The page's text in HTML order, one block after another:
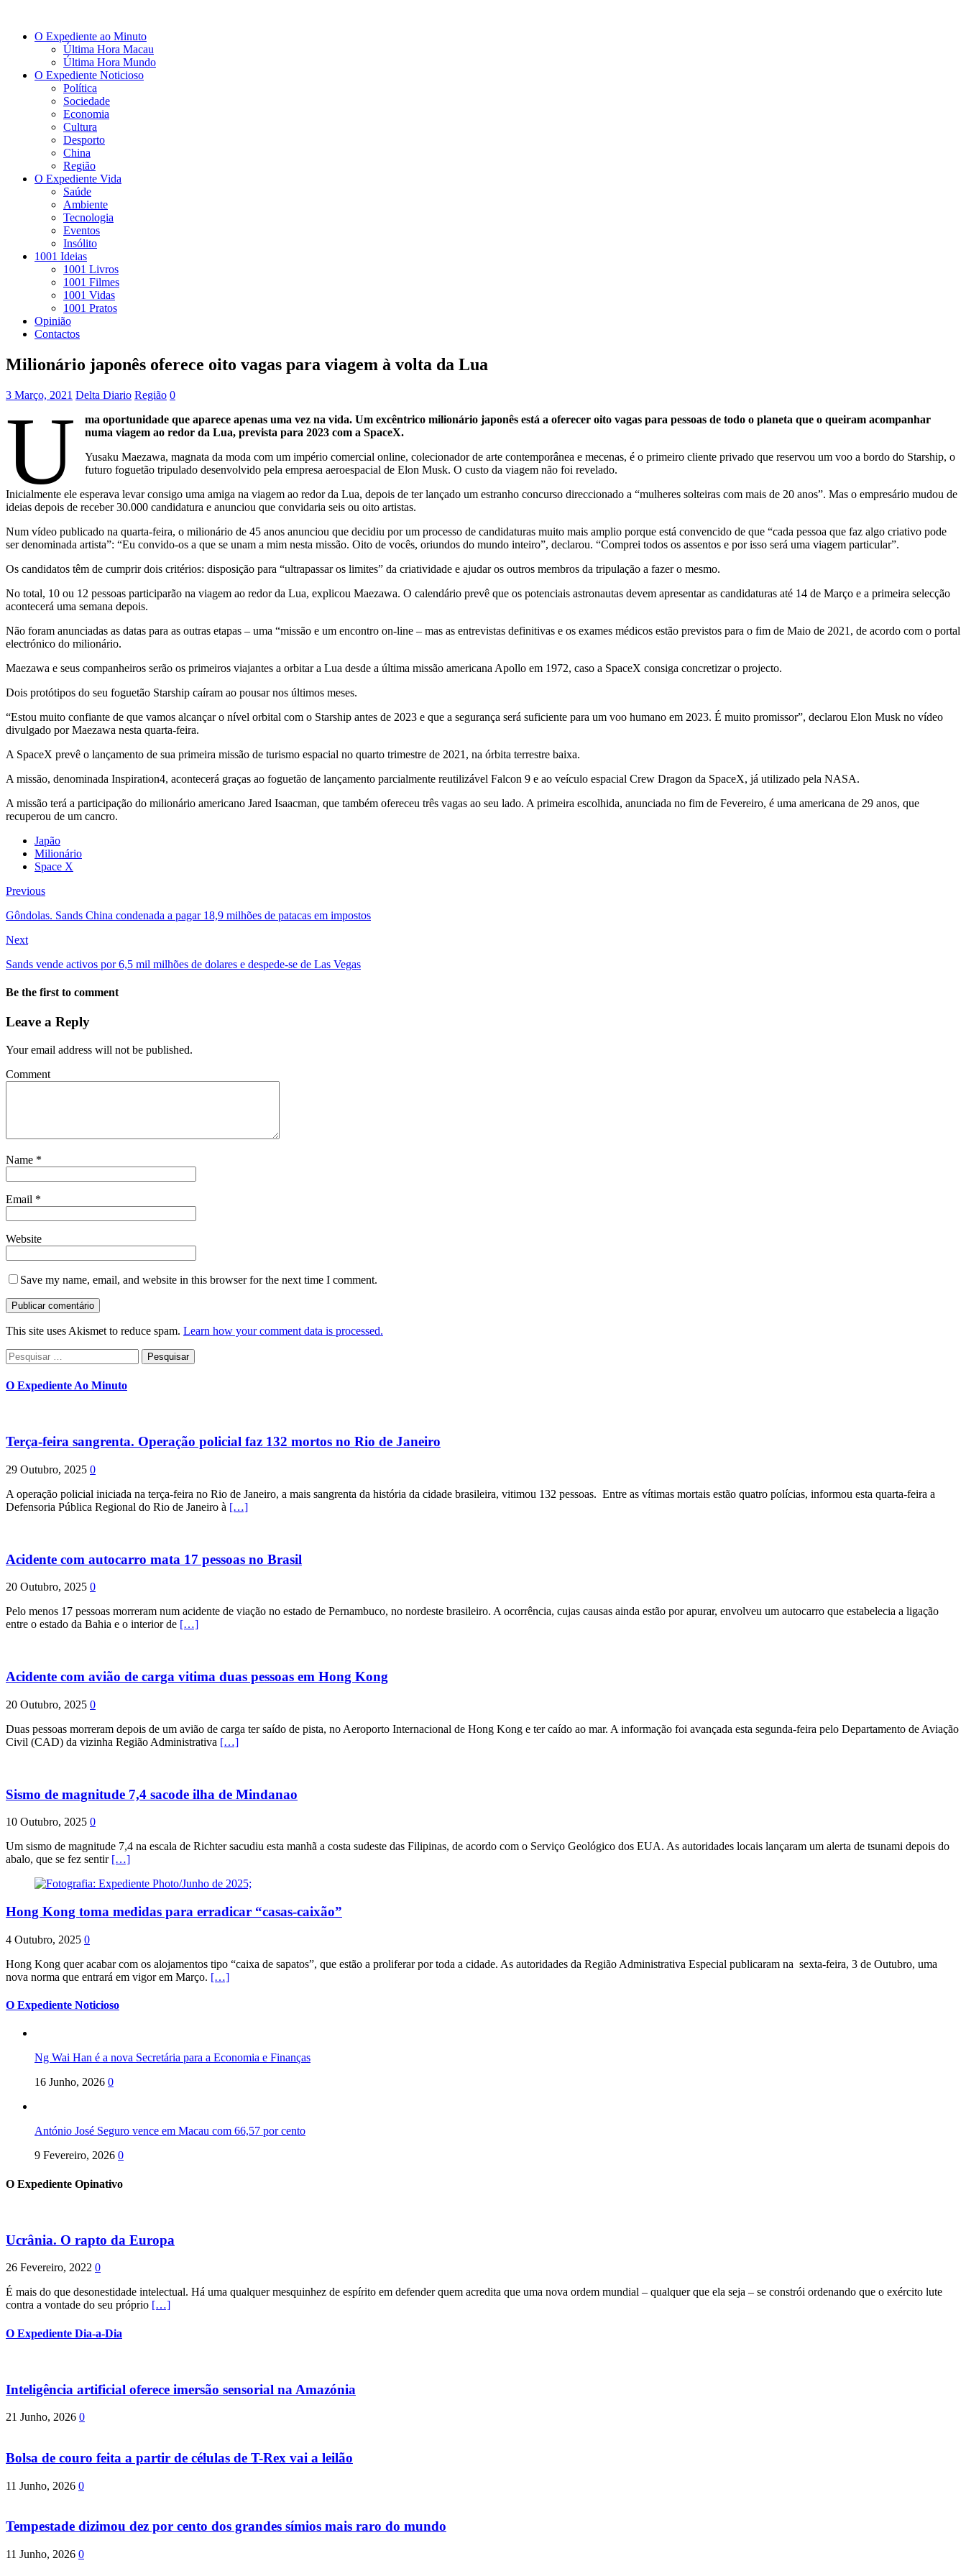
O Expediente ao Minuto
Última Hora Macau
Última Hora Mundo
O Expediente Noticioso
Política
Sociedade
Economia
Cultura
Desporto
China
Região
O Expediente Vida
Saúde
Ambiente
Tecnologia
Eventos
Insólito
1001 Ideias
1001 Livros
1001 Filmes
1001 Vidas
1001 Pratos
Opinião
Contactos
Milionário japonês oferece oito vagas para viagem à volta da Lua
3 Março, 2021 Delta Diario Região 0
U
ma oportunidade que aparece apenas uma vez na vida. Um excêntrico milionário japonês está a oferecer oito vagas para pessoas de todo o planeta que o queiram acompanhar
numa viagem ao redor da Lua, prevista para 2023 com a SpaceX.
Yusaku Maezawa, magnata da moda com um império comercial online, colecionador de arte contemporânea e mecenas, é o primeiro cliente privado que reservou um voo a bordo do Starship, o
futuro foguetão tripulado desenvolvido pela empresa aeroespacial de Elon Musk. O custo da viagem não foi revelado.
Inicialmente ele esperava levar consigo uma amiga na viagem ao redor da Lua, depois de ter lançado um estranho concurso direccionado a “mulheres solteiras com mais de 20 anos”. Mas o empresário mudou de
ideias depois de receber 30.000 candidatura e anunciou que convidaria seis ou oito artistas.
Num vídeo publicado na quarta-feira, o milionário de 45 anos anunciou que decidiu por um processo de candidaturas muito mais amplio porque está convencido de que “cada pessoa que faz algo criativo pode
ser denominada artista”: “Eu convido-os a que se unam a mim nesta missão. Oito de vocês, oriundos do mundo inteiro”, declarou. “Comprei todos os assentos e por isso será uma viagem particular”.
Os candidatos têm de cumprir dois critérios: disposição para “ultrapassar os limites” da criatividade e ajudar os outros membros da tripulação a fazer o mesmo.
No total, 10 ou 12 pessoas participarão na viagem ao redor da Lua, explicou Maezawa. O calendário prevê que os potenciais astronautas devem apresentar as candidaturas até 14 de Março e a primeira selecção
acontecerá uma semana depois.
Não foram anunciadas as datas para as outras etapas – uma “missão e um encontro on-line – mas as entrevistas definitivas e os exames médicos estão previstos para o fim de Maio de 2021, de acordo com o portal
electrónico do milionário.
Maezawa e seus companheiros serão os primeiros viajantes a orbitar a Lua desde a última missão americana Apollo em 1972, caso a SpaceX consiga concretizar o projecto.
Dois protótipos do seu foguetão Starship caíram ao pousar nos últimos meses.
“Estou muito confiante de que vamos alcançar o nível orbital com o Starship antes de 2023 e que a segurança será suficiente para um voo humano em 2023. É muito promissor”, declarou Elon Musk no vídeo
divulgado por Maezawa nesta quarta-feira.
A SpaceX prevê o lançamento de sua primeira missão de turismo espacial no quarto trimestre de 2021, na órbita terrestre baixa.
A missão, denominada Inspiration4, acontecerá graças ao foguetão de lançamento parcialmente reutilizável Falcon 9 e ao veículo espacial Crew Dragon da SpaceX, já utilizado pela NASA.
A missão terá a participação do milionário americano Jared Isaacman, que também ofereceu três vagas ao seu lado. A primeira escolhida, anunciada no fim de Fevereiro, é uma americana de 29 anos, que
recuperou de um cancro.
Japão
Milionário
Space X
Previous
Gôndolas. Sands China condenada a pagar 18,9 milhões de patacas em impostos
Next
Sands vende activos por 6,5 mil milhões de dolares e despede-se de Las Vegas
Be the first to comment
Leave a Reply
Your email address will not be published.
Comment
Name *
Email *
Website
Save my name, email, and website in this browser for the next time I comment.
This site uses Akismet to reduce spam. Learn how your comment data is processed.
Pesquisar
por:
O Expediente Ao Minuto
Terça-feira sangrenta. Operação policial faz 132 mortos no Rio de Janeiro
29 Outubro, 2025 0
A operação policial iniciada na terça-feira no Rio de Janeiro, a mais sangrenta da história da cidade brasileira, vitimou 132 pessoas. Entre as vítimas mortais estão quatro polícias, informou esta quarta-feira a
Defensoria Pública Regional do Rio de Janeiro à […]
Acidente com autocarro mata 17 pessoas no Brasil
20 Outubro, 2025 0
Pelo menos 17 pessoas morreram num acidente de viação no estado de Pernambuco, no nordeste brasileiro. A ocorrência, cujas causas ainda estão por apurar, envolveu um autocarro que estabelecia a ligação
entre o estado da Bahia e o interior de […]
Acidente com avião de carga vitima duas pessoas em Hong Kong
20 Outubro, 2025 0
Duas pessoas morreram depois de um avião de carga ter saído de pista, no Aeroporto Internacional de Hong Kong e ter caído ao mar. A informação foi avançada esta segunda-feira pelo Departamento de Aviação
Civil (CAD) da vizinha Região Administrativa […]
Sismo de magnitude 7,4 sacode ilha de Mindanao
10 Outubro, 2025 0
Um sismo de magnitude 7,4 na escala de Richter sacudiu esta manhã a costa sudeste das Filipinas, de acordo com o Serviço Geológico dos EUA. As autoridades locais lançaram um alerta de tsunami depois do
abalo, que se fez sentir […]
Hong Kong toma medidas para erradicar “casas-caixão”
4 Outubro, 2025 0
Hong Kong quer acabar com os alojamentos tipo “caixa de sapatos”, que estão a proliferar por toda a cidade. As autoridades da Região Administrativa Especial publicaram na sexta-feira, 3 de Outubro, uma
nova norma que entrará em vigor em Março. […]
O Expediente Noticioso
Ng Wai Han é a nova Secretária para a Economia e Finanças
16 Junho, 2026 0
António José Seguro vence em Macau com 66,57 por cento
9 Fevereiro, 2026 0
O Expediente Opinativo
Ucrânia. O rapto da Europa
26 Fevereiro, 2022 0
É mais do que desonestidade intelectual. Há uma qualquer mesquinhez de espírito em defender quem acredita que uma nova ordem mundial – qualquer que ela seja – se constrói ordenando que o exército lute
contra a vontade do seu próprio […]
O Expediente Dia-a-Dia
Inteligência artificial oferece imersão sensorial na Amazónia
21 Junho, 2026 0
Bolsa de couro feita a partir de células de T-Rex vai a leilão
11 Junho, 2026 0
Tempestade dizimou dez por cento dos grandes símios mais raro do mundo
11 Junho, 2026 0